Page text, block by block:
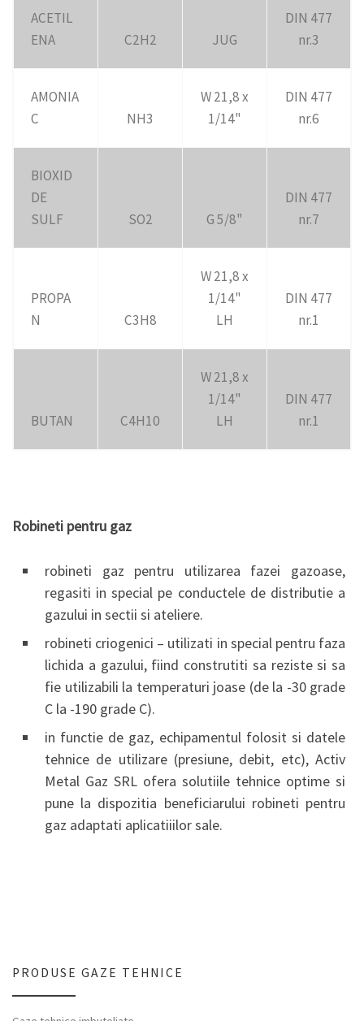
ACETIL
ENA
C2H2 JUG
DIN 477
nr.3
AMONIA
C
NH3
W 21,8 x
1/14"
DIN 477
nr.6
BIOXID
DE
SULF
SO2 G 5/8"
DIN 477
nr.7
PROPA
N
C3H8
W 21,8 x
1/14"
LH
DIN 477
nr.1
BUTAN C4H10
W 21,8 x
1/14"
LH
DIN 477
nr.1
Robineti pentru gaz
robineti gaz pentru utilizarea fazei gazoase,
regasiti in special pe conductele de distributie a
gazului in sectii si ateliere.
robineti criogenici – utilizati in special pentru faza
lichida a gazului, fiind construtiti sa reziste si sa
fie utilizabili la temperaturi joase (de la -30 grade
C la -190 grade C).
in functie de gaz, echipamentul folosit si datele
tehnice de utilizare (presiune, debit, etc), Activ
Metal Gaz SRL ofera solutiile tehnice optime si
pune la dispozitia beneficiarului robineti pentru
gaz adaptati aplicatiiilor sale.
PRODUSE GAZE TEHNICE